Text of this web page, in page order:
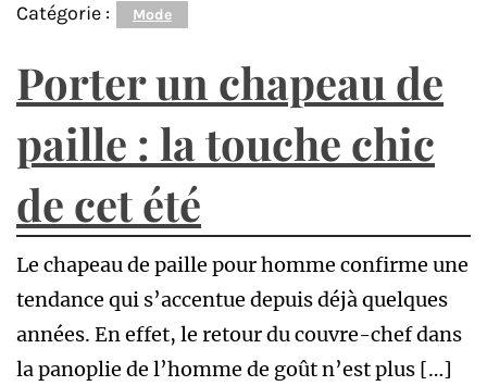
Catégorie : Mode
Porter un chapeau de
paille : la touche chic
de cet été
Le chapeau de paille pour homme confirme une
tendance qui s’accentue depuis déjà quelques
années. En effet, le retour du couvre-chef dans
la panoplie de l’homme de goût n’est plus […]